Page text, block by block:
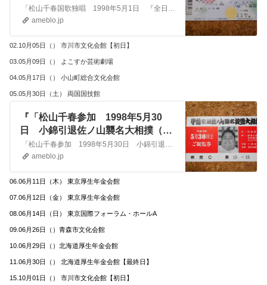
京ドーム大会』」S4224』
「松山千春国歌独唱 1998年5月1日 『全日本プロレス25周年記念 東京ドーム大会』」S4224/R ・松山千春 DATA BESE 総合TOP PAGE…
ameblo.jp
02.10月05日（） 市川市文化会館【初日】
03.05月09日（） よこすか芸術劇場
04.05月17日（） 小山町総合文化会館
05.05月30日（土） 両国国技館
『「松山千春参加 1998年5月30
日 小錦引退佐ノ山襲名大相撲（断
髪式）」S4223』
「松山千春参加 1998年5月30日 小錦引退佐ノ山襲名大相撲（断髪式）」S4223/R ・松山千春 DATA BESE 総合TOP PAGE ･ア…
ameblo.jp
06.06月11日（木） 東京厚生年金会館
07.06月12日（金） 東京厚生年金会館
08.06月14日（日） 東京国際フォーラム・ホールA
09.06月26日（）青森市文化会館
10.06月29日（）北海道厚生年金会館
11.06月30日（） 北海道厚生年金会館【最終日】
15.10月01日（） 市川市文化会館【初日】